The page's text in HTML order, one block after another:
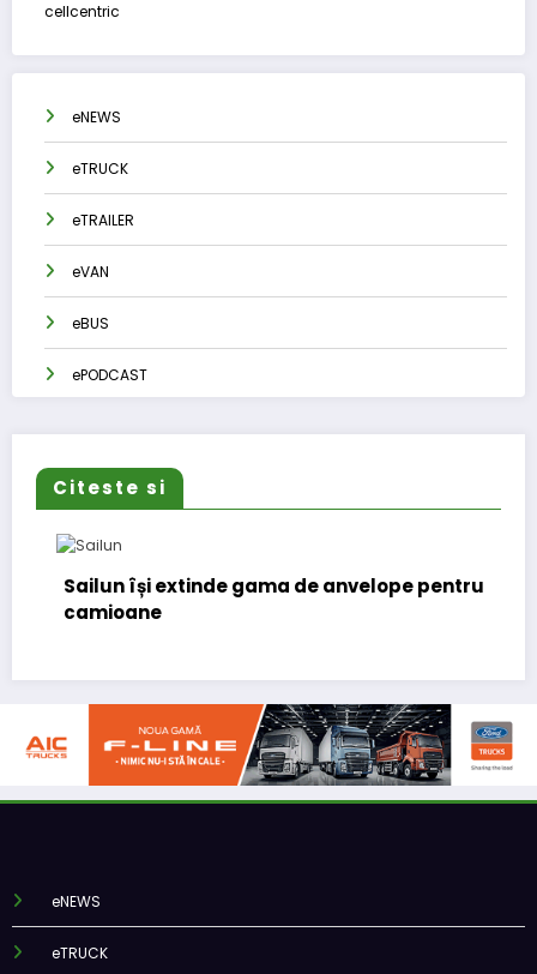
cellcentric
eNEWS
eTRUCK
eTRAILER
eVAN
eBUS
ePODCAST
Citeste si
Sailun își extinde gama de anvelope pentru
camioane
eNEWS
eTRUCK